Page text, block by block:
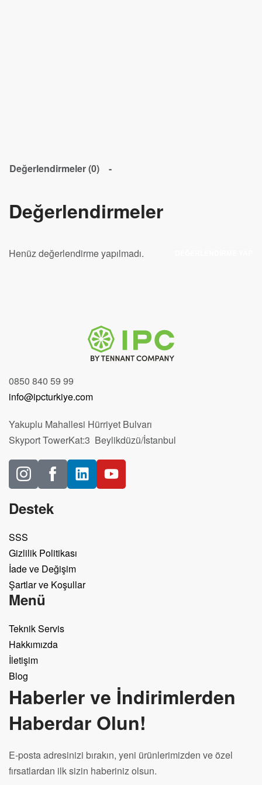
Değerlendirmeler (0)
Değerlendirmeler
Henüz değerlendirme yapılmadı.
0850 840 59 99
info@ipcturkiye.com
Yakuplu Mahallesi Hürriyet Bulvarı
Skyport TowerKat:3 Beylikdüzü/İstanbul
Destek
SSS
Gizlilik Politikası
İade ve Değişim
Şartlar ve Koşullar
Menü
Teknik Servis
Hakkımızda
İletişim
Blog
Haberler ve İndirimlerden
Haberdar Olun!
E-posta adresinizi bırakın, yeni ürünlerimizden ve özel
fırsatlardan ilk sizin haberiniz olsun.